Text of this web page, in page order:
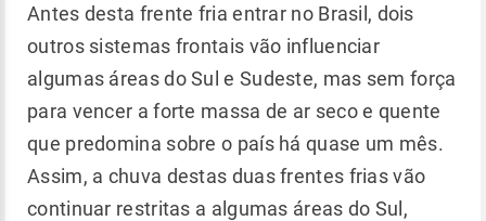
Antes desta frente fria entrar no Brasil, dois
outros sistemas frontais vão influenciar
algumas áreas do Sul e Sudeste, mas sem força
para vencer a forte massa de ar seco e quente
que predomina sobre o país há quase um mês.
Assim, a chuva destas duas frentes frias vão
continuar restritas a algumas áreas do Sul,